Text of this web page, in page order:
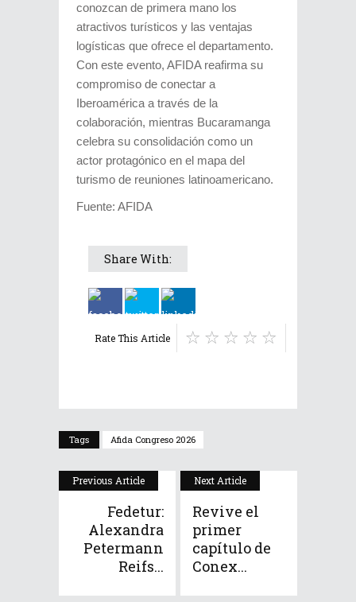
conozcan de primera mano los
atractivos turísticos y las ventajas
logísticas que ofrece el departamento.
Con este evento, AFIDA reafirma su
compromiso de conectar a
Iberoamérica a través de la
colaboración, mientras Bucaramanga
celebra su consolidación como un
actor protagónico en el mapa del
turismo de reuniones latinoamericano.
Fuente: AFIDA
Share With:
Rate This Article
Tags Afida Congreso 2026
Previous Article
Fedetur:
Alexandra
Petermann
Reifs...
Next Article
Revive el
primer
capítulo de
Conex...